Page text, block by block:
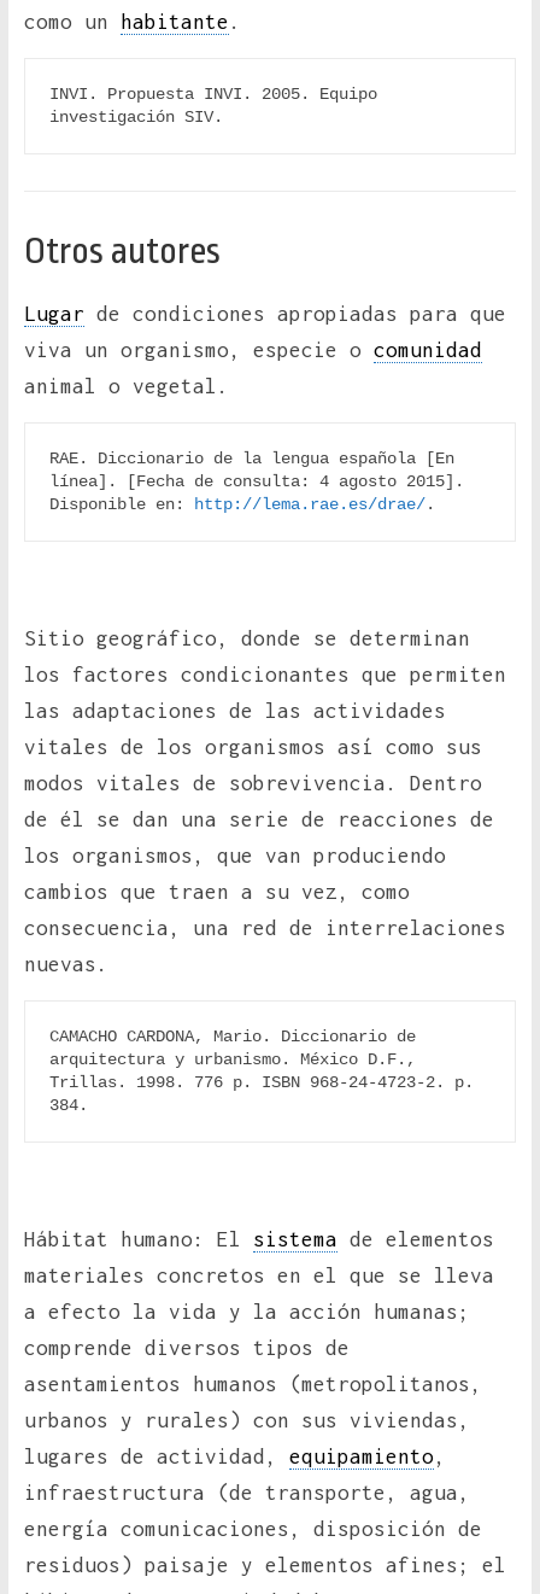
como un
habitante .
INVI. Propuesta INVI. 2005. Equipo
investigación SIV.
Otros autores
Lugar de condiciones apropiadas para que
viva un organismo, especie o comunidad
animal o vegetal.
RAE. Diccionario de la lengua española [En
línea]. [Fecha de consulta: 4 agosto 2015].
Disponible en:
http://lema.rae.es/drae/.
Sitio geográfico, donde se determinan
los factores condicionantes que permiten
las adaptaciones de las actividades
vitales de los organismos así como sus
modos vitales de sobrevivencia. Dentro
de él se dan una serie de reacciones de
los organismos, que van produciendo
cambios que traen a su vez, como
consecuencia, una red de interrelaciones
nuevas.
CAMACHO CARDONA, Mario. Diccionario de
arquitectura y urbanismo. México D.F.,
Trillas. 1998. 776 p. ISBN 968-24-4723-2. p.
384.
Hábitat humano: El sistema de elementos
materiales concretos en el que se lleva
a efecto la vida y la acción humanas;
comprende diversos tipos de
asentamientos humanos (metropolitanos,
urbanos y rurales) con sus viviendas,
lugares de actividad, equipamiento,
infraestructura (de transporte, agua,
energía comunicaciones, disposición de
residuos) paisaje y elementos afines; el